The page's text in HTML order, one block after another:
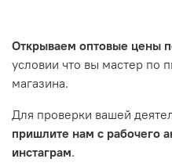
Открываем оптовые цены
условии что вы мастер по
магазина.
Для проверки вашей
пришлите нам с рабочего
инстаграм.